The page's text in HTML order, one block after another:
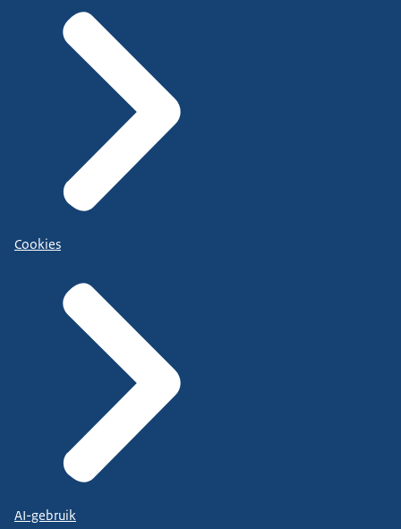
Cookies
AI-gebruik